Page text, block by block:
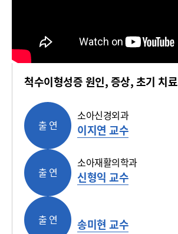
척수이형성증 원인, 증상, 초기 치료
출 연
소아신경외과
이지연 교수
출 연
소아재활의학과
신형익 교수
출 연 송미현 교수